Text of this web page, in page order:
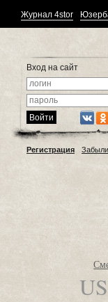
Журнал 4stor
Вход на сайт
Регистрация